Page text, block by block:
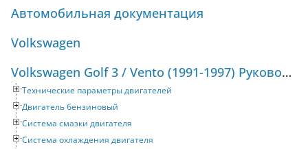
Автомобильная документация
Volkswagen
Volkswagen Golf 3 / Vento (1991-1997) Руководство по ремонту и техническому обслуживанию
Технические параметры двигателей
Двигатель бензиновый
Система смазки двигателя
Система охлаждения двигателя